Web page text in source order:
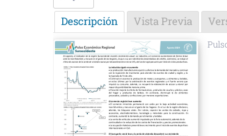
Descripción Vista Previa